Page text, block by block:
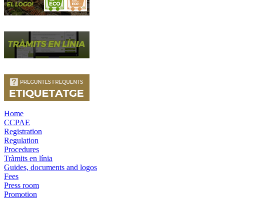
Home
CCPAE
Registration
Regulation
Procedures
Tràmits en línia
Guides, documents and logos
Fees
Press room
Promotion